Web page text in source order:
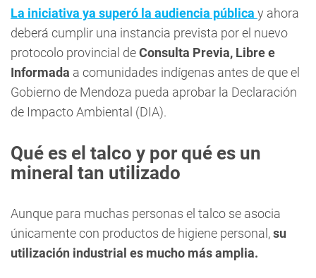
La iniciativa ya superó la audiencia pública y ahora
deberá cumplir una instancia prevista por el nuevo
protocolo provincial deConsulta Previa, Libre e
Informada a comunidades indígenas antes de que el
Gobierno de Mendoza pueda aprobar la Declaración
de Impacto Ambiental (DIA).
Qué es el talco y por qué es un
mineral tan utilizado
Aunque para muchas personas el talco se asocia
únicamente con productos de higiene personal,su
utilización industrial es mucho más amplia.